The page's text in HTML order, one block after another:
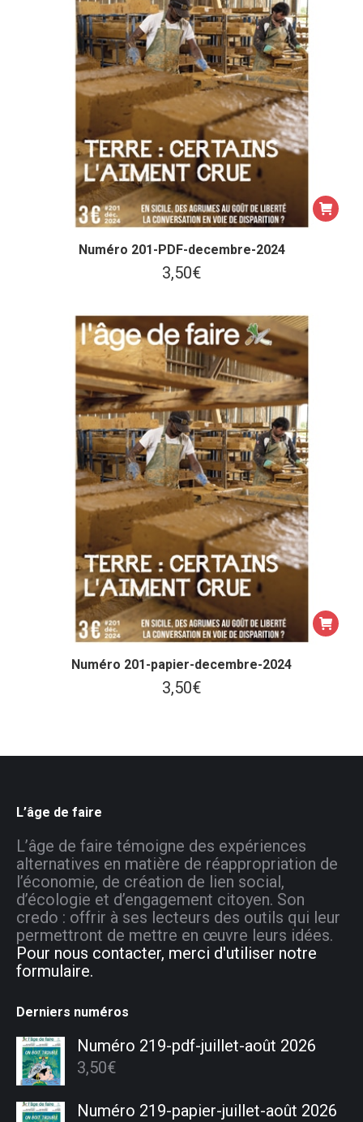
Numéro 201-PDF-decembre-2024
3,50€
Numéro 201-papier-decembre-2024
3,50€
L’âge de faire
L’âge de faire témoigne des expériences
alternatives en matière de réappropriation de
l’économie, de création de lien social,
d’écologie et d’engagement citoyen. Son
credo : offrir à ses lecteurs des outils qui leur
permettront de mettre en œuvre leurs idées.
Pour nous contacter, merci d'utiliser notre
formulaire.
Derniers numéros
Numéro 219-pdf-juillet-août 2026
3,50€
Numéro 219-papier-juillet-août 2026